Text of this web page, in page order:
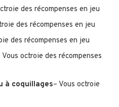
des récompenses en jeu
des récompenses en jeu
des récompenses en jeu
Vous octroie des récompenses
à coquillages– Vous octroie